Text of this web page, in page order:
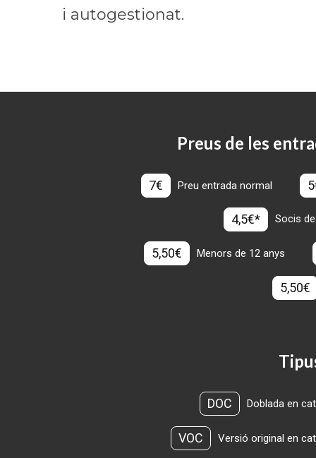
i autogestionat.
Preus de les
7€ Preu entrada normal
4,5€* Socis
5,50€ Menors de 12 anys
5,50€
DOC Doblada en
VOC Versió original en